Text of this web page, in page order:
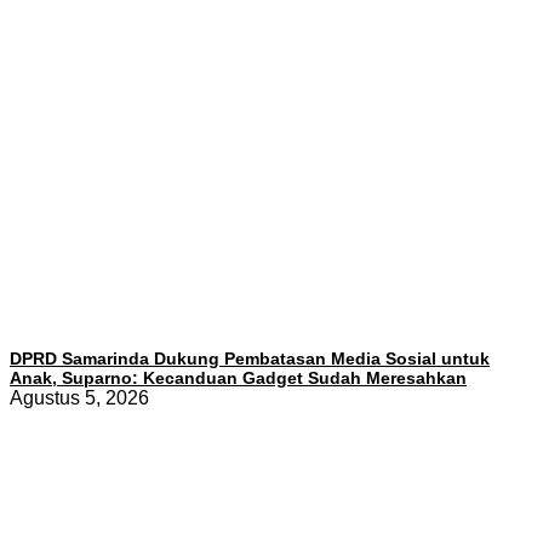
DPRD Samarinda Dukung Pembatasan Media Sosial untuk
Anak, Suparno: Kecanduan Gadget Sudah Meresahkan
Agustus 5, 2026